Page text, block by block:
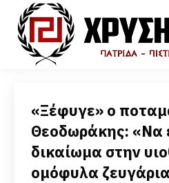
«Ξέφυγε» ο
Θεοδωράκης: «Να
δικαίωμα στην
ομόφυλα